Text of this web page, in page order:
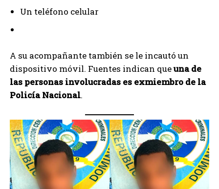
Un teléfono celular
A su acompañante también se le incautó un
dispositivo móvil. Fuentes indican queuna de
las personas involucradas es exmiembro de la
Policía Nacional.